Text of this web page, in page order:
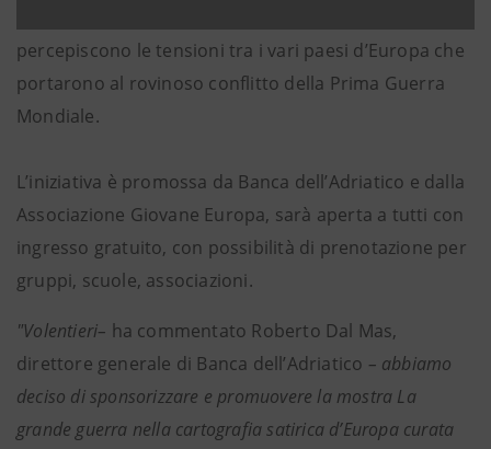
percepiscono le tensioni tra i vari paesi d’Europa che
portarono al rovinoso conflitto della Prima Guerra
Mondiale.
L’iniziativa è promossa da Banca dell’Adriatico e dalla
Associazione Giovane Europa, sarà aperta a tutti con
ingresso gratuito, con possibilità di prenotazione per
gruppi, scuole, associazioni.
"Volentieri– ha commentato Roberto Dal Mas,
direttore generale di Banca dell’Adriatico – abbiamo
deciso di sponsorizzare e promuovere la mostra La
grande guerra nella cartografia satirica d’Europa curata